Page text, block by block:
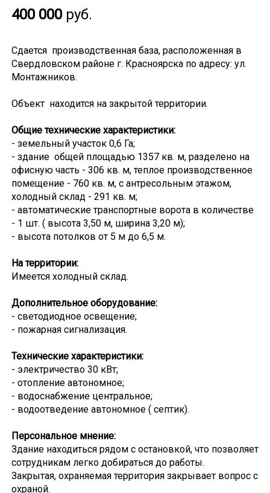
400 000руб.
Сдается производственная база, расположенная в
Свердловском районе г. Красноярска по адресу: ул.
Монтажников.
Объект находится на закрытой территории.
Общие технические характеристики:
- земельный участок 0,6 Га;
- здание общей площадью 1357 кв. м, разделено на
офисную часть - 306 кв. м, теплое производственное
помещение - 760 кв. м, с антресольным этажом,
холодный склад - 291 кв. м;
- автоматические транспортные ворота в количестве
- 1 шт. ( высота 3,50 м, ширина 3,20 м);
- высота потолков от 5 м до 6,5 м.
На территории:
Имеется холодный склад.
Дополнительное оборудование:
- светодиодное освещение;
- пожарная сигнализация.
Технические характеристики:
- электричество 30 кВт;
- отопление автономное;
- водоснабжение центральное;
- водоотведение автономное ( септик).
Персональное мнение:
Здание находиться рядом с остановкой, что позволяет
сотрудникам легко добираться до работы.
Закрытая, охраняемая территория закрывает вопрос с
охраной.